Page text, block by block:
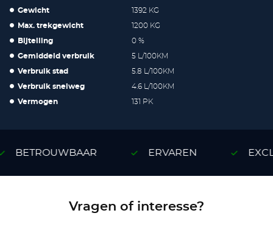
Gewicht 1392 KG
Max. trekgewicht 1200 KG
Bijtelling 0 %
Gemiddeld verbruik 5 L/100KM
Verbruik stad 5.8 L/100KM
Verbruik snelweg 4.6 L/100KM
Vermogen 131 PK
BETROUWBAAR ERVAREN
Vragen of interesse?